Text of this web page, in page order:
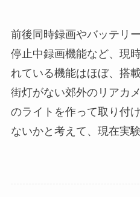
前後同時録画やバッテリ
停止中録画機能など、現
れている機能はほぼ、搭
街灯がない郊外のリアカ
のライトを作って取り付
ないかと考えて、現在実験